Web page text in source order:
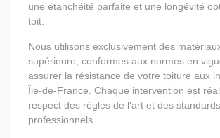
une étanchéité parfaite et une longévité
toit.
Nous utilisons exclusivement des
supérieure, conformes aux normes en
assurer la résistance de votre toiture aux
Île-de-France. Chaque intervention est
respect des règles de l'art et des standards
professionnels.